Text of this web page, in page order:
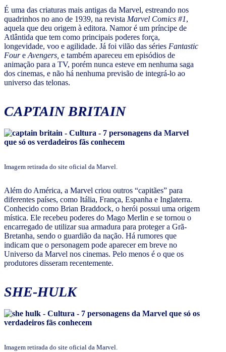
É uma das criaturas mais antigas da Marvel, estreando nos
quadrinhos no ano de 1939, na revista Marvel Comics #1,
aquela que deu origem à editora. Namor é um príncipe de
Atlântida que tem como principais poderes força,
longevidade, voo e agilidade. Já foi vilão das séries Fantastic
Foure Avengers, e também apareceu em episódios de
animação para a TV, porém nunca esteve em nenhuma saga
dos cinemas, e não há nenhuma previsão de integrá-lo ao
universo das telonas.
CAPTAIN BRITAIN
Imagem retirada do site oficial da Marvel.
Além do América, a Marvel criou outros “capitães” para
diferentes países, como Itália, França, Espanha e Inglaterra.
Conhecido como Brian Braddock, o herói possui uma origem
mística. Ele recebeu poderes do Mago Merlin e se tornou o
encarregado de utilizar sua armadura para proteger a Grã-
Bretanha, sendo o guardião da nação. Há rumores que
indicam que o personagem pode aparecer em breve no
Universo da Marvel nos cinemas. Pelo menos é o que os
produtores disseram recentemente.
SHE-HULK
Imagem retirada do site oficial da Marvel.